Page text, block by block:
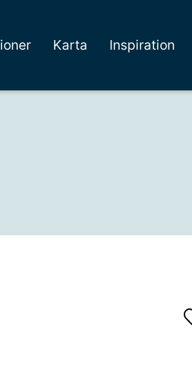
Karta Inspiration